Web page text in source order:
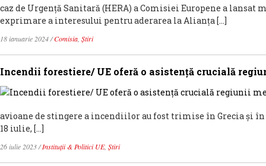
caz de Urgență Sanitară (HERA) a Comisiei Europene a lansat
exprimare a interesului pentru aderarea la Alianța […]
18 ianuarie 2024/Comisia Știri
Incendii forestiere/ UE oferă o asistență crucială
avioane de stingere a incendiilor au fost trimise în Grecia și în
18 iulie, […]
26 iulie 2023/Instituții & Politici UE, Știri